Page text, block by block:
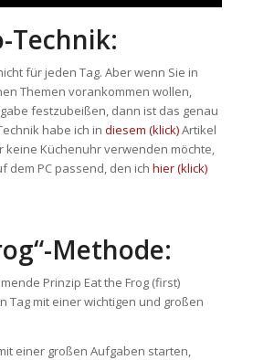
Technik:
für jeden Tag. Aber wenn Sie in
Themen vorankommen wollen,
festzubeißen, dann ist das genau
habe ich in diesem (klick)Artikel
keine Küchenuhr verwenden möchte,
dem PC passend, den ich hier (klick)
Methode:
Prinzip Eat the Frog (first)
Tag mit einer wichtigen und großen
einer großen Aufgaben starten,